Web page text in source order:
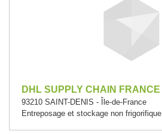
DHL SUPPLY CHAIN FRANCE
93210 SAINT-DENIS - Île-de-France
Entreposage et stockage non frigorifique